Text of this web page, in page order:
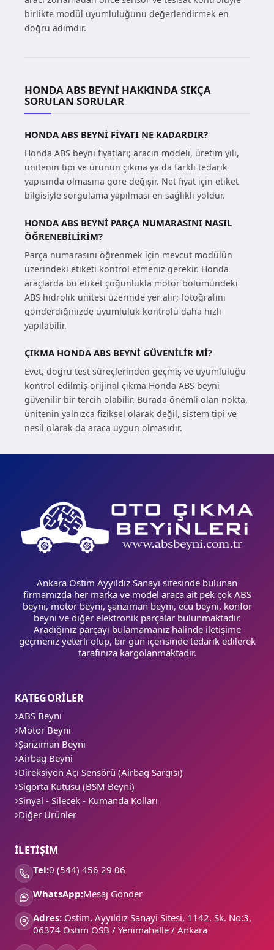
birlikte modül uyumluluğunu değerlendirmek en
doğru adımdır.
HONDA ABS BEYNI HAKKINDA SIKÇA
SORULAN SORULAR
HONDA ABS BEYNI FIYATI NE KADARDIR?
Honda ABS beyni fiyatları; aracın modeli, üretim yılı,
ünitenin tipi ve ürünün çıkma ya da farklı tedarik
yapısında olmasına göre değişir. Net fiyat için etiket
bilgisiyle sorgulama yapılması en sağlıklı yoldur.
HONDA ABS BEYNI PARÇA NUMARASINI NASIL
ÖĞRENEBILIRIM?
Parça numarasını öğrenmek için mevcut modülün
üzerindeki etiketi kontrol etmeniz gerekir. Honda
araçlarda bu etiket çoğunlukla motor bölümündeki
ABS hidrolik ünitesi üzerinde yer alır; fotoğrafını
gönderdiğinizde uyumluluk kontrolü daha hızlı
yapılabilir.
ÇIKMA HONDA ABS BEYNI GÜVENILIR MI?
Evet, doğru test süreçlerinden geçmiş ve uyumluluğu
kontrol edilmiş orijinal çıkma Honda ABS beyni
güvenilir bir tercih olabilir. Burada önemli olan nokta,
ünitenin yalnızca fiziksel olarak değil, sistem tipi ve
nesil olarak da araca uygun olmasıdır.
Ankara Ostim Ayyıldız Sanayi sitesinde bulunan
firmamızda her marka ve model araca ait pek çok ABS
beyni, motor beyni, şanzıman beyni, ecu beyni, konfor
beyni ve diğer elektronik parçalar bulunmaktadır.
Aradığınız parçayı bulamamanız halinde iletişime
geçmeniz yeterli olup, bir gün içerisinde tedarik edilerek
tarafınıza kargolanmaktadır.
KATEGORİLER
ABS Beyni
Motor Beyni
Şanzıman Beyni
Airbag Beyni
Direksiyon Açı Sensörü (Airbag Sargısı)
Sigorta Kutusu (BSM Beyni)
Sinyal - Silecek - Kumanda Kolları
Diğer Ürünler
İLETİŞİM
Tel:0 (544) 456 29 06
WhatsApp:Mesaj Gönder
Adres: Ostim, Ayyıldız Sanayi Sitesi, 1142. Sk. No:3,
06374 Ostim OSB / Yenimahalle / Ankara